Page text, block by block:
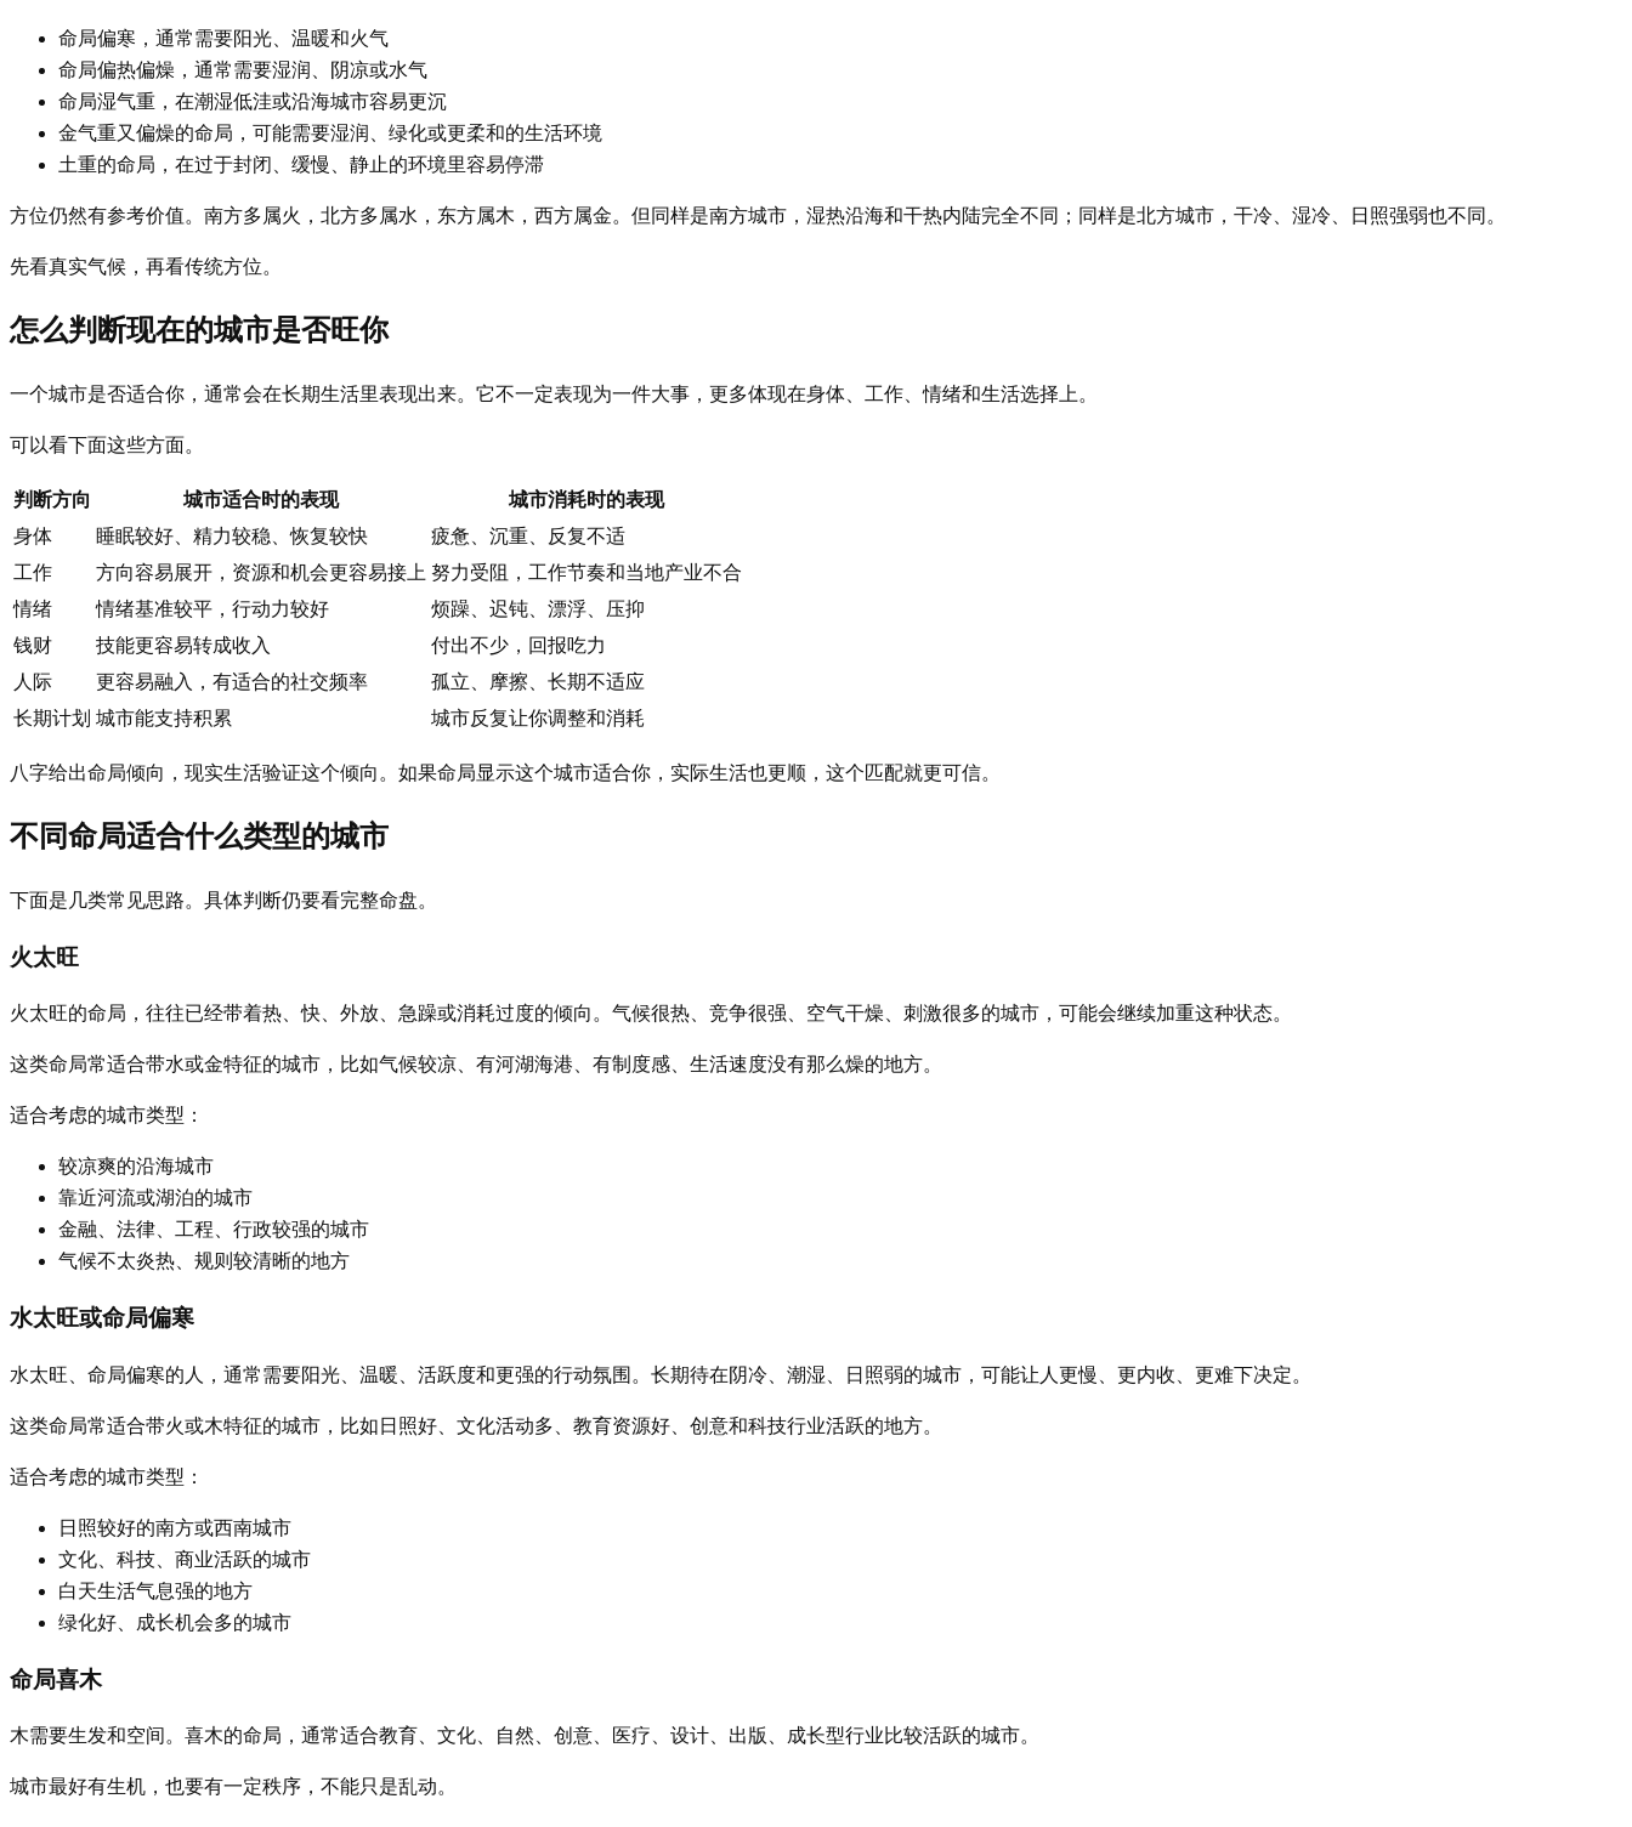
命局偏寒，通常需要阳光、温暖和火气
命局偏热偏燥，通常需要湿润、阴凉或水气
命局湿气重，在潮湿低洼或沿海城市容易更沉
金气重又偏燥的命局，可能需要湿润、绿化或更柔和的生活环境
土重的命局，在过于封闭、缓慢、静止的环境里容易停滞
方位仍然有参考价值。南方多属火，北方多属水，东方属木，西方属金。但同样是南方城市，湿热沿海和干热内陆完全不同；同样是北方城市，干冷、湿冷、日照强弱也不同。
先看真实气候，再看传统方位。
怎么判断现在的城市是否旺你
一个城市是否适合你，通常会在长期生活里表现出来。它不一定表现为一件大事，更多体现在身体、工作、情绪和生活选择上。
可以看下面这些方面。
判断方向 城市适合时的表现
城市消耗时的表现
身体
睡眠较好、精力较稳、恢复较快
疲惫、沉重、反复不适
工作
方向容易展开，资源和机会更容易接上 努力受阻，工作节奏和当地产业不合
情绪
情绪基准较平，行动力较好
烦躁、迟钝、漂浮、压抑
钱财
技能更容易转成收入
付出不少，回报吃力
人际
更容易融入，有适合的社交频率
孤立、摩擦、长期不适应
长期计划 城市能支持积累 城市反复让你调整和消耗
八字给出命局倾向，现实生活验证这个倾向。如果命局显示这个城市适合你，实际生活也更顺，这个匹配就更可信。
不同命局适合什么类型的城市
下面是几类常见思路。具体判断仍要看完整命盘。
火太旺
火太旺的命局，往往已经带着热、快、外放、急躁或消耗过度的倾向。气候很热、竞争很强、空气干燥、刺激很多的城市，可能会继续加重这种状态。
这类命局常适合带水或金特征的城市，比如气候较凉、有河湖海港、有制度感、生活速度没有那么燥的地方。
适合考虑的城市类型：
较凉爽的沿海城市
靠近河流或湖泊的城市
金融、法律、工程、行政较强的城市
气候不太炎热、规则较清晰的地方
水太旺或命局偏寒
水太旺、命局偏寒的人，通常需要阳光、温暖、活跃度和更强的行动氛围。长期待在阴冷、潮湿、日照弱的城市，可能让人更慢、更内收、更难下决定。
这类命局常适合带火或木特征的城市，比如日照好、文化活动多、教育资源好、创意和科技行业活跃的地方。
适合考虑的城市类型：
日照较好的南方或西南城市
文化、科技、商业活跃的城市
白天生活气息强的地方
绿化好、成长机会多的城市
命局喜木
木需要生发和空间。喜木的命局，通常适合教育、文化、自然、创意、医疗、设计、出版、成长型行业比较活跃的城市。
城市最好有生机，也要有一定秩序，不能只是乱动。